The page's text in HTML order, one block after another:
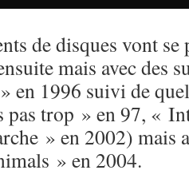
de disques vont
mais avec des
en 1996 suivi de
pas trop » en 97, «
» en 2002) mais
» en 2004.